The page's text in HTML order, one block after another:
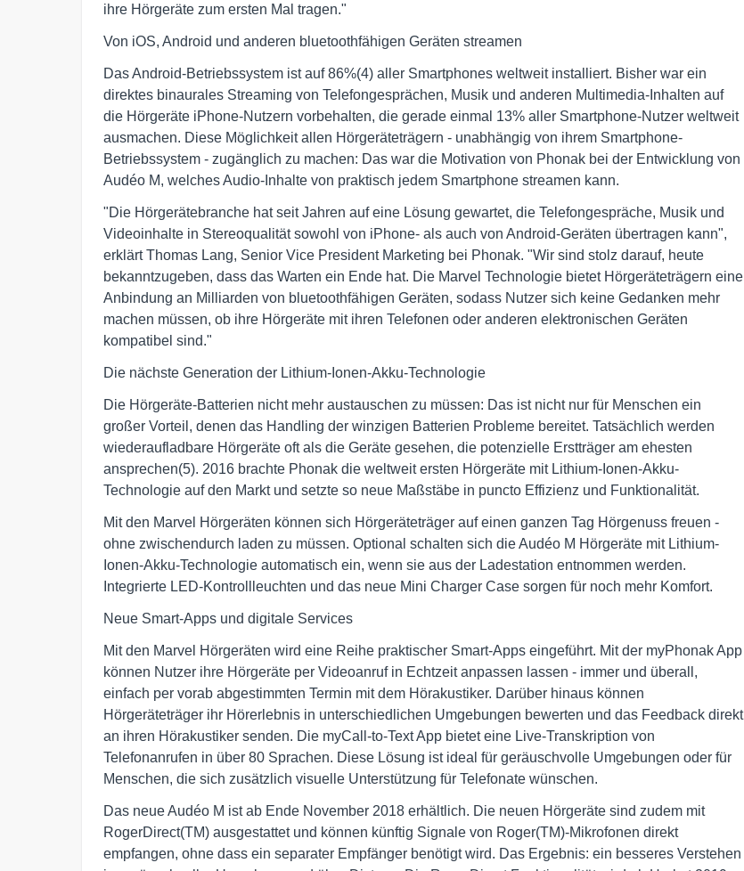
ihre Hörgeräte zum ersten Mal tragen."
Von iOS, Android und anderen bluetoothfähigen Geräten streamen
Das Android-Betriebssystem ist auf 86%(4) aller Smartphones weltweit installiert. Bisher war ein
direktes binaurales Streaming von Telefongesprächen, Musik und anderen Multimedia-Inhalten auf
die Hörgeräte iPhone-Nutzern vorbehalten, die gerade einmal 13% aller Smartphone-Nutzer weltweit
ausmachen. Diese Möglichkeit allen Hörgeräteträgern - unabhängig von ihrem Smartphone-
Betriebssystem - zugänglich zu machen: Das war die Motivation von Phonak bei der Entwicklung von
Audéo M, welches Audio-Inhalte von praktisch jedem Smartphone streamen kann.
"Die Hörgerätebranche hat seit Jahren auf eine Lösung gewartet, die Telefongespräche, Musik und
Videoinhalte in Stereoqualität sowohl von iPhone- als auch von Android-Geräten übertragen kann",
erklärt Thomas Lang, Senior Vice President Marketing bei Phonak. "Wir sind stolz darauf, heute
bekanntzugeben, dass das Warten ein Ende hat. Die Marvel Technologie bietet Hörgeräteträgern eine
Anbindung an Milliarden von bluetoothfähigen Geräten, sodass Nutzer sich keine Gedanken mehr
machen müssen, ob ihre Hörgeräte mit ihren Telefonen oder anderen elektronischen Geräten
kompatibel sind."
Die nächste Generation der Lithium-Ionen-Akku-Technologie
Die Hörgeräte-Batterien nicht mehr austauschen zu müssen: Das ist nicht nur für Menschen ein
großer Vorteil, denen das Handling der winzigen Batterien Probleme bereitet. Tatsächlich werden
wiederaufladbare Hörgeräte oft als die Geräte gesehen, die potenzielle Erstträger am ehesten
ansprechen(5). 2016 brachte Phonak die weltweit ersten Hörgeräte mit Lithium-Ionen-Akku-
Technologie auf den Markt und setzte so neue Maßstäbe in puncto Effizienz und Funktionalität.
Mit den Marvel Hörgeräten können sich Hörgeräteträger auf einen ganzen Tag Hörgenuss freuen -
ohne zwischendurch laden zu müssen. Optional schalten sich die Audéo M Hörgeräte mit Lithium-
Ionen-Akku-Technologie automatisch ein, wenn sie aus der Ladestation entnommen werden.
Integrierte LED-Kontrollleuchten und das neue Mini Charger Case sorgen für noch mehr Komfort.
Neue Smart-Apps und digitale Services
Mit den Marvel Hörgeräten wird eine Reihe praktischer Smart-Apps eingeführt. Mit der myPhonak App
können Nutzer ihre Hörgeräte per Videoanruf in Echtzeit anpassen lassen - immer und überall,
einfach per vorab abgestimmten Termin mit dem Hörakustiker. Darüber hinaus können
Hörgeräteträger ihr Hörerlebnis in unterschiedlichen Umgebungen bewerten und das Feedback direkt
an ihren Hörakustiker senden. Die myCall-to-Text App bietet eine Live-Transkription von
Telefonanrufen in über 80 Sprachen. Diese Lösung ist ideal für geräuschvolle Umgebungen oder für
Menschen, die sich zusätzlich visuelle Unterstützung für Telefonate wünschen.
Das neue Audéo M ist ab Ende November 2018 erhältlich. Die neuen Hörgeräte sind zudem mit
RogerDirect(TM) ausgestattet und können künftig Signale von Roger(TM)-Mikrofonen direkt
empfangen, ohne dass ein separater Empfänger benötigt wird. Das Ergebnis: ein besseres Verstehen